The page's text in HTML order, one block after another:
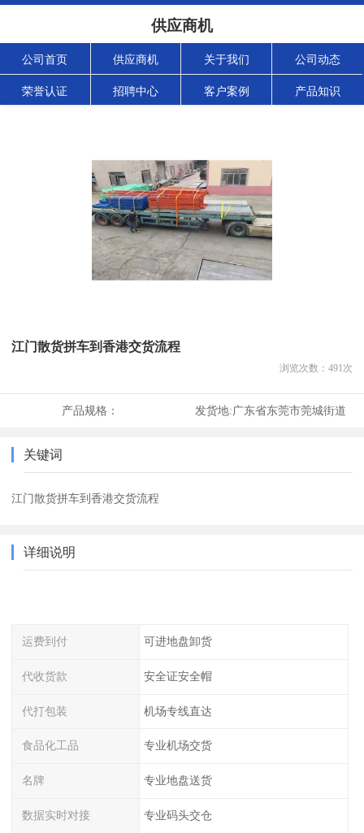
供应商机
公司首页 供应商机 关于我们 公司动态
荣誉认证 招聘中心 客户案例 产品知识
江门散货拼车到香港交货流程
浏览次数： 491次
产品规格： 发货地:广东省东莞市莞城街道
关键词
江门散货拼车到香港交货流程
详细说明
运费到付 可进地盘卸货
代收货款 安全证安全帽
代打包装 机场专线直达
食品化工品 专业机场交货
名牌 专业地盘送货
数据实时对接 专业码头交仓